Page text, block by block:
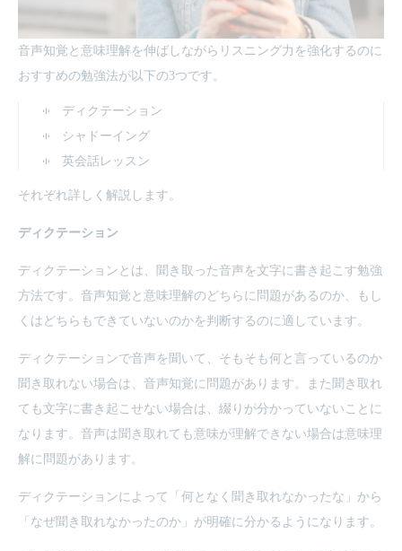
音声知覚と意味理解を伸ばしながらリスニング力を強化するのに
おすすめの勉強法が以下の3つです。
ディクテーション
シャドーイング
英会話レッスン
それぞれ詳しく解説します。
ディクテーション
ディクテーションとは、聞き取った音声を文字に書き起こす勉強
方法です。音声知覚と意味理解のどちらに問題があるのか、もし
くはどちらもできていないのかを判断するのに適しています。
ディクテーションで音声を聞いて、そもそも何と言っているのか
聞き取れない場合は、音声知覚に問題があります。また聞き取れ
ても文字に書き起こせない場合は、綴りが分かっていないことに
なります。音声は聞き取れても意味が理解できない場合は意味理
解に問題があります。
ディクテーションによって「何となく聞き取れなかったな」から
「なぜ聞き取れなかったのか」が明確に分かるようになります。